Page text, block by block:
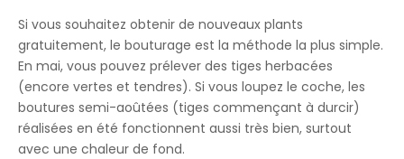
Si vous souhaitez obtenir de nouveaux plants
gratuitement, le bouturage est la méthode la plus simple.
En mai, vous pouvez prélever des tiges herbacées
(encore vertes et tendres). Si vous loupez le coche, les
boutures semi-aoûtées (tiges commençant à durcir)
réalisées en été fonctionnent aussi très bien, surtout
avec une chaleur de fond.